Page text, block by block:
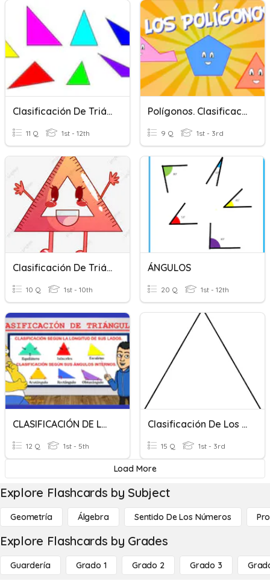
Clasificación De Triángulos
11 Q 1st - 12th
Polígonos. Clasificación
9 Q 1st - 3rd
Clasificación De Triángulos
10 Q 1st - 10th
ÁNGULOS
20 Q 1st - 12th
CLASIFICACIÓN DE LOS TRIÁNGULOS
12 Q 1st - 5th
Clasificación De Los Triángulos
15 Q 1st - 3rd
Load More
Explore Flashcards by Subject
Geometría Álgebra Sentido De Los Números
Explore Flashcards by Grades
Guardería Grado 1 Grado 2 Grado 3